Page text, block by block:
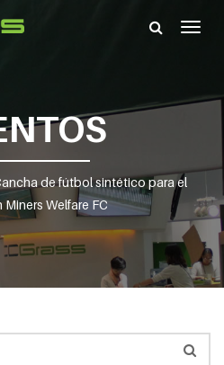
de fútbol sintético para el
Miners Welfare FC